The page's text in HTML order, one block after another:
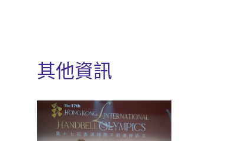
其他資訊